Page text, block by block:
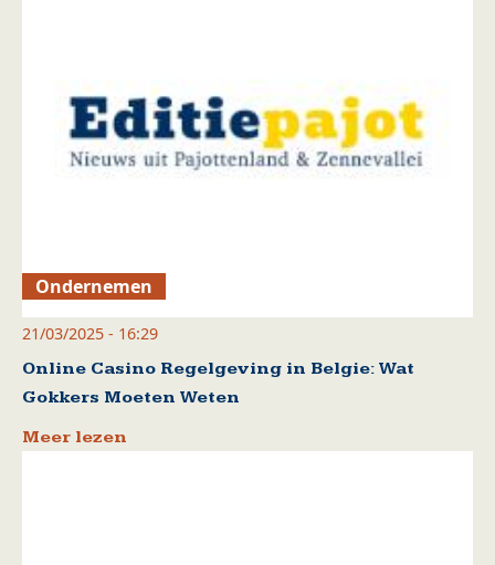
Ondernemen
21/03/2025 - 16:29
Online Casino Regelgeving in Belgie: Wat
Gokkers Moeten Weten
Meer lezen